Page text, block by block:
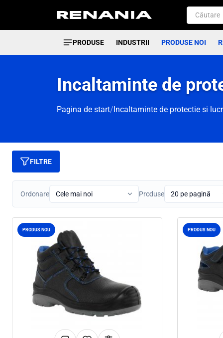
PRODUSE INDUSTRII PRODUSE NOI
Incaltaminte de
Pagina de start/ Incaltaminte de protectie si
FILTRE
Ordonare Produse
PRODUS NOU PRODUS NOU